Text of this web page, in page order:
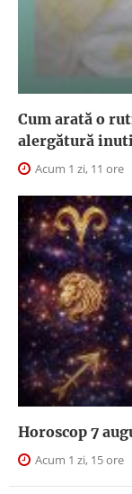
Cum arată o
alergătură
Acum 1 zi, 11 ore
Horoscop 7
Acum 1 zi, 15 ore